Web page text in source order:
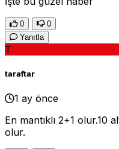
0
0
Yanıtla
T
taraftar
1 ay önce
En mantıklı 2+1 olur.10
olur.